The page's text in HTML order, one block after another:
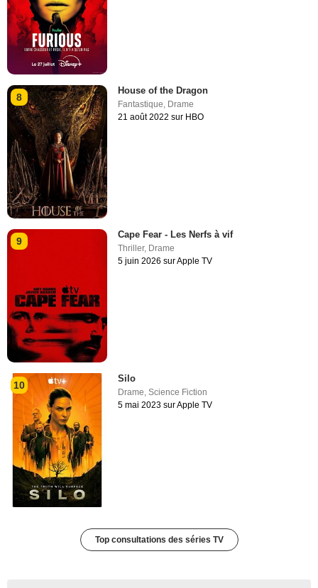
8
House of the Dragon
Fantastique Drame
21 août 2022 sur HBO
9
Cape Fear - Les Nerfs à vif
Thriller, Drame
5 juin 2026 sur Apple TV
10
Silo
Drame,Science Fiction
5 mai 2023 sur Apple TV
Top consultations des séries TV